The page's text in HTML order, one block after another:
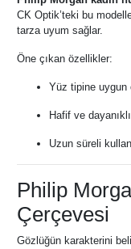
CK Optik’teki bu
tarza uyum sağlar.
Öne çıkan özellikler:
Yüz tipine uygun
Hafif ve
Uzun süreli
Philip
Çerçevesi
Gözlüğün karakterini